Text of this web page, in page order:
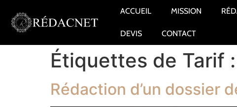
ACCUEIL MISSION
DEVIS CONTACT
Étiquettes de Tarif :
Rédaction d’un dossier